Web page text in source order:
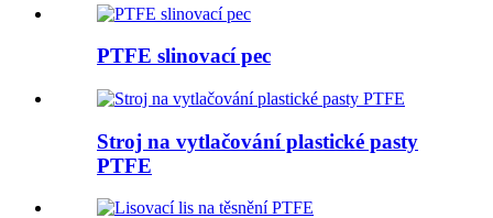
PTFE slinovací pec
Stroj na vytlačování plastické pasty
PTFE